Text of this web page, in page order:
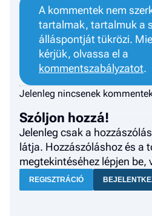
A kommentek nem
tartalmak, tartalmuk a
álláspontját tükrözi.
kérjük, olvassa el a
kommentszabályzatot.
Jelenleg nincsenek
Szóljon hozzá!
Jelenleg csak a
látja. Hozzászóláshoz és a
megtekintéséhez lépjen be,
REGISZTRÁCIÓ